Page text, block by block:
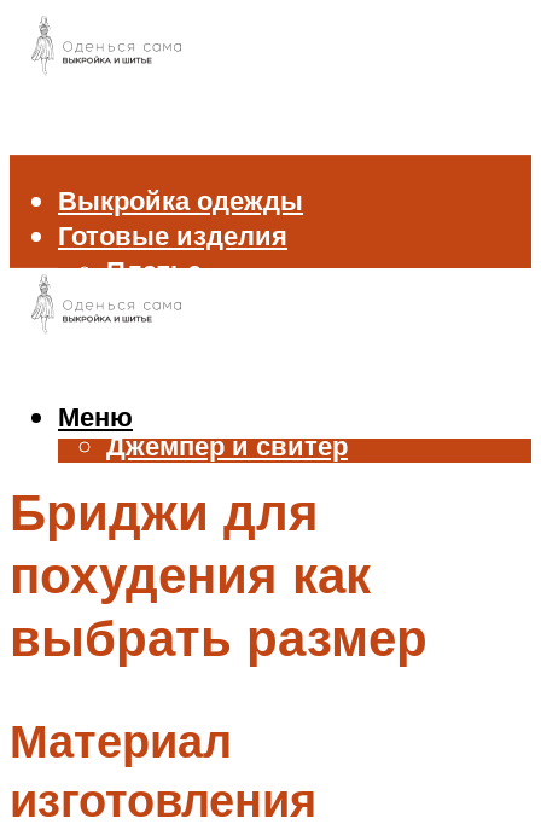
Выкройка одежды
Готовые изделия
Платье
Брюки
Жилет
Джемпер и свитер
Аксессуары
Меню
Меню
Бриджи для
похудения как
выбрать размер
Материал
изготовления